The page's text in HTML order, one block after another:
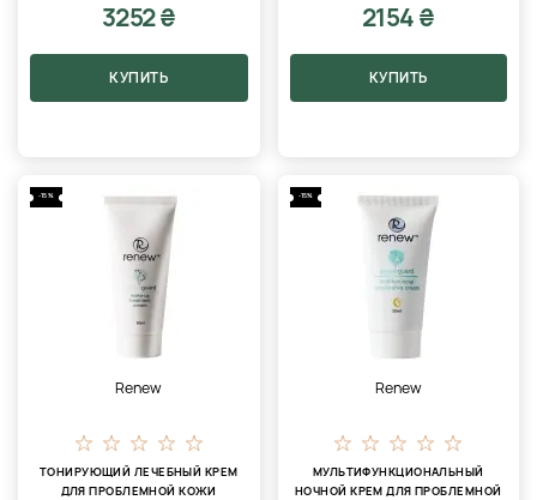
3252 ₴
КУПИТЬ
2154 ₴
КУПИТЬ
-15%
Renew
ТОНИРУЮЩИЙ ЛЕЧЕБНЫЙ КРЕМ
ДЛЯ ПРОБЛЕМНОЙ КОЖИ
-15%
Renew
МУЛЬТИФУНКЦИОНАЛЬНЫЙ
НОЧНОЙ КРЕМ ДЛЯ ПРОБЛЕМНОЙ